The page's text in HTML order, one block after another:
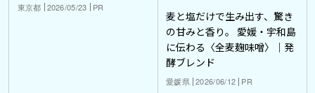
東京都 2026/05/23 PR
麦と塩だけで生み出す、驚き
の甘みと香り。 愛媛・宇和島
に伝わる〈全麦麹味噌〉｜発
酵ブレンド
愛媛県 2026/06/12 PR